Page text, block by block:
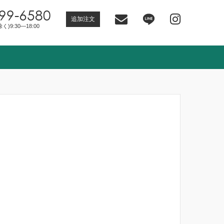
6580
く)9:30―18:00
追加注文